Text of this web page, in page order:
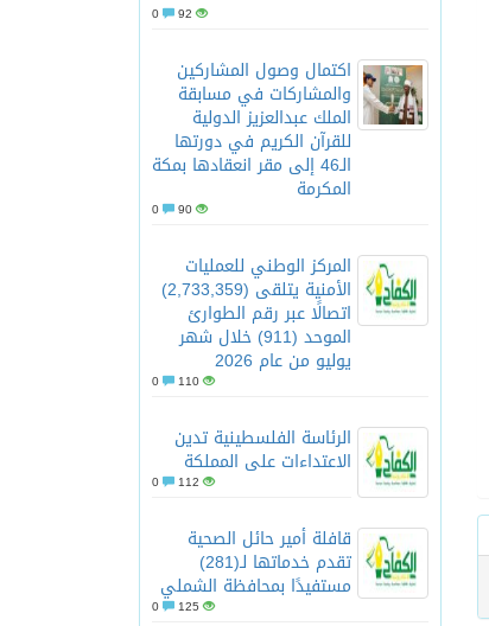
92
اكتمال وصول المشاركين
والمشاركات في مسابقة
الملك عبدالعزيز الدولية
للقرآن الكريم في دورتها
الـ46 إلى مقر انعقادها بمكة
المكرمة
90
المركز الوطني للعمليات
الأمنية يتلقى (2,733,359)
اتصالًا عبر رقم الطوارئ
الموحد (911) خلال شهر
يوليو من عام 2026
110
الرئاسة الفلسطينية تدين
الاعتداءات على المملكة
112
قافلة أمير حائل الصحية
تقدم خدماتها لـ(281)
مستفيدًا بمحافظة الشملي
125